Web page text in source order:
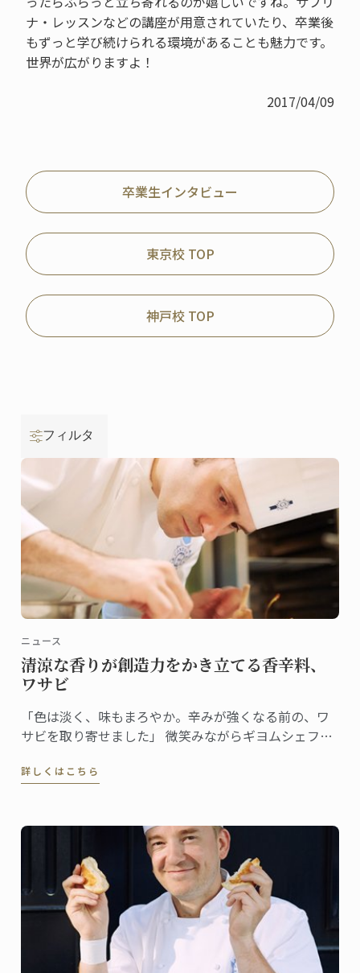
ナ・レッスンなどの講座が用意されていたり、卒業後
もずっと学び続けられる環境があることも魅力です。
世界が広がりますよ！
2017/04/09
卒業生インタビュー
東京校 TOP
神戸校 TOP
フィルタ
ニュース
清涼な香りが創造力をかき立てる香辛料、
ワサビ
「色は淡く、味もまろやか。辛みが強くなる前の、ワ
サビを取り寄せました」 微笑みながらギヨムシェフが
る立派なサイズだ。
詳しくはこちら